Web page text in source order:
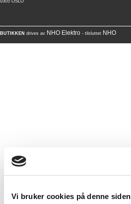
Vi bruker cookies på denne siden
0305 OSLO
BUTIKKEN drives av NHO Elektro - tilsluttet NHO